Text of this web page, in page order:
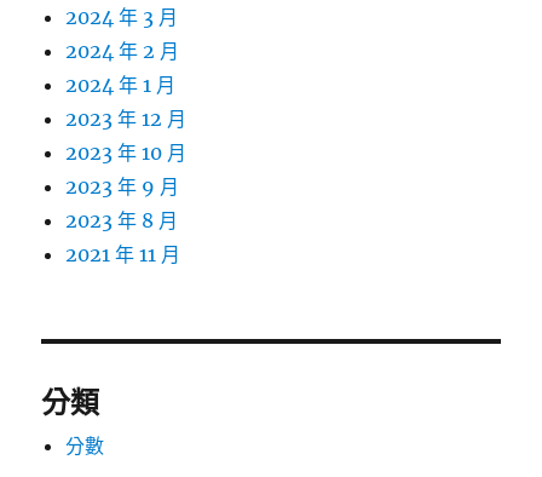
2024 年 3 月
2024 年 2 月
2024 年 1 月
2023 年 12 月
2023 年 10 月
2023 年 9 月
2023 年 8 月
2021 年 11 月
分類
分數